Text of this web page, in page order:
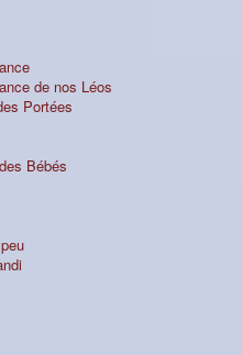
de nos Léos
Portées
Bébés